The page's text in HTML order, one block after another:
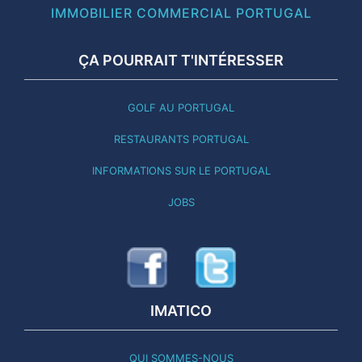
IMMOBILIER COMMERCIAL PORTUGAL
ÇA POURRAIT T'INTÉRESSER
GOLF AU PORTUGAL
RESTAURANTS PORTUGAL
INFORMATIONS SUR LE PORTUGAL
JOBS
IMATICO
QUI SOMMES-NOUS